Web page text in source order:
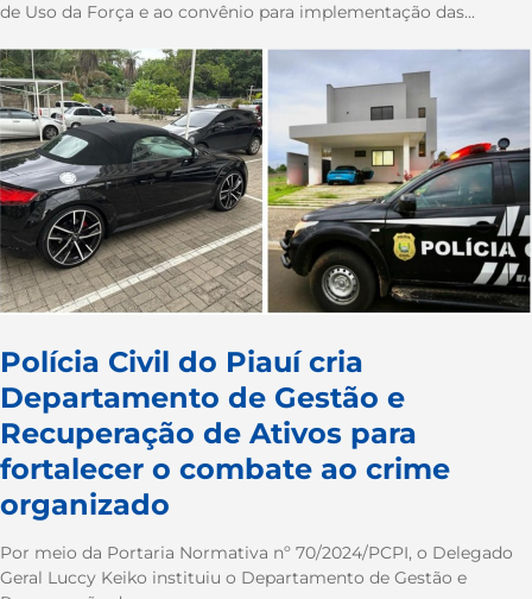
de Uso da Força e ao convênio para implementação das...
Polícia Civil do Piauí cria
Departamento de Gestão e
Recuperação de Ativos para
fortalecer o combate ao crime
organizado
Por meio da Portaria Normativa nº 70/2024/PCPI, o Delegado
Geral Luccy Keiko instituiu o Departamento de Gestão e